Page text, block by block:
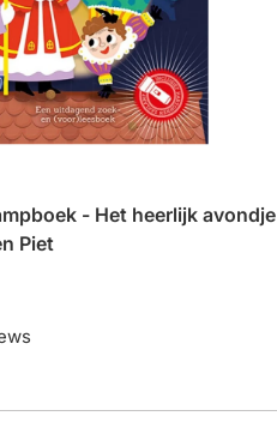
- Het heerlijk avondje
Piet